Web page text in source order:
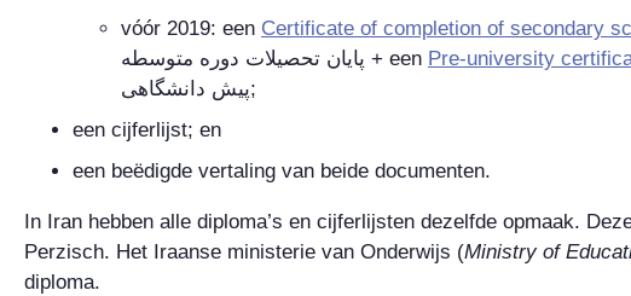
vóór 2019: een Certificate of completion of secondary
پايان تحصيلات دوره متوسطه + een Pre-university
پیش دانشگاهی;
een cijferlijst; en
een beëdigde vertaling van beide documenten.
In Iran hebben alle diploma’s en cijferlijsten dezelfde opmaak.
Perzisch. Het Iraanse ministerie van Onderwijs (Ministry of
diploma.